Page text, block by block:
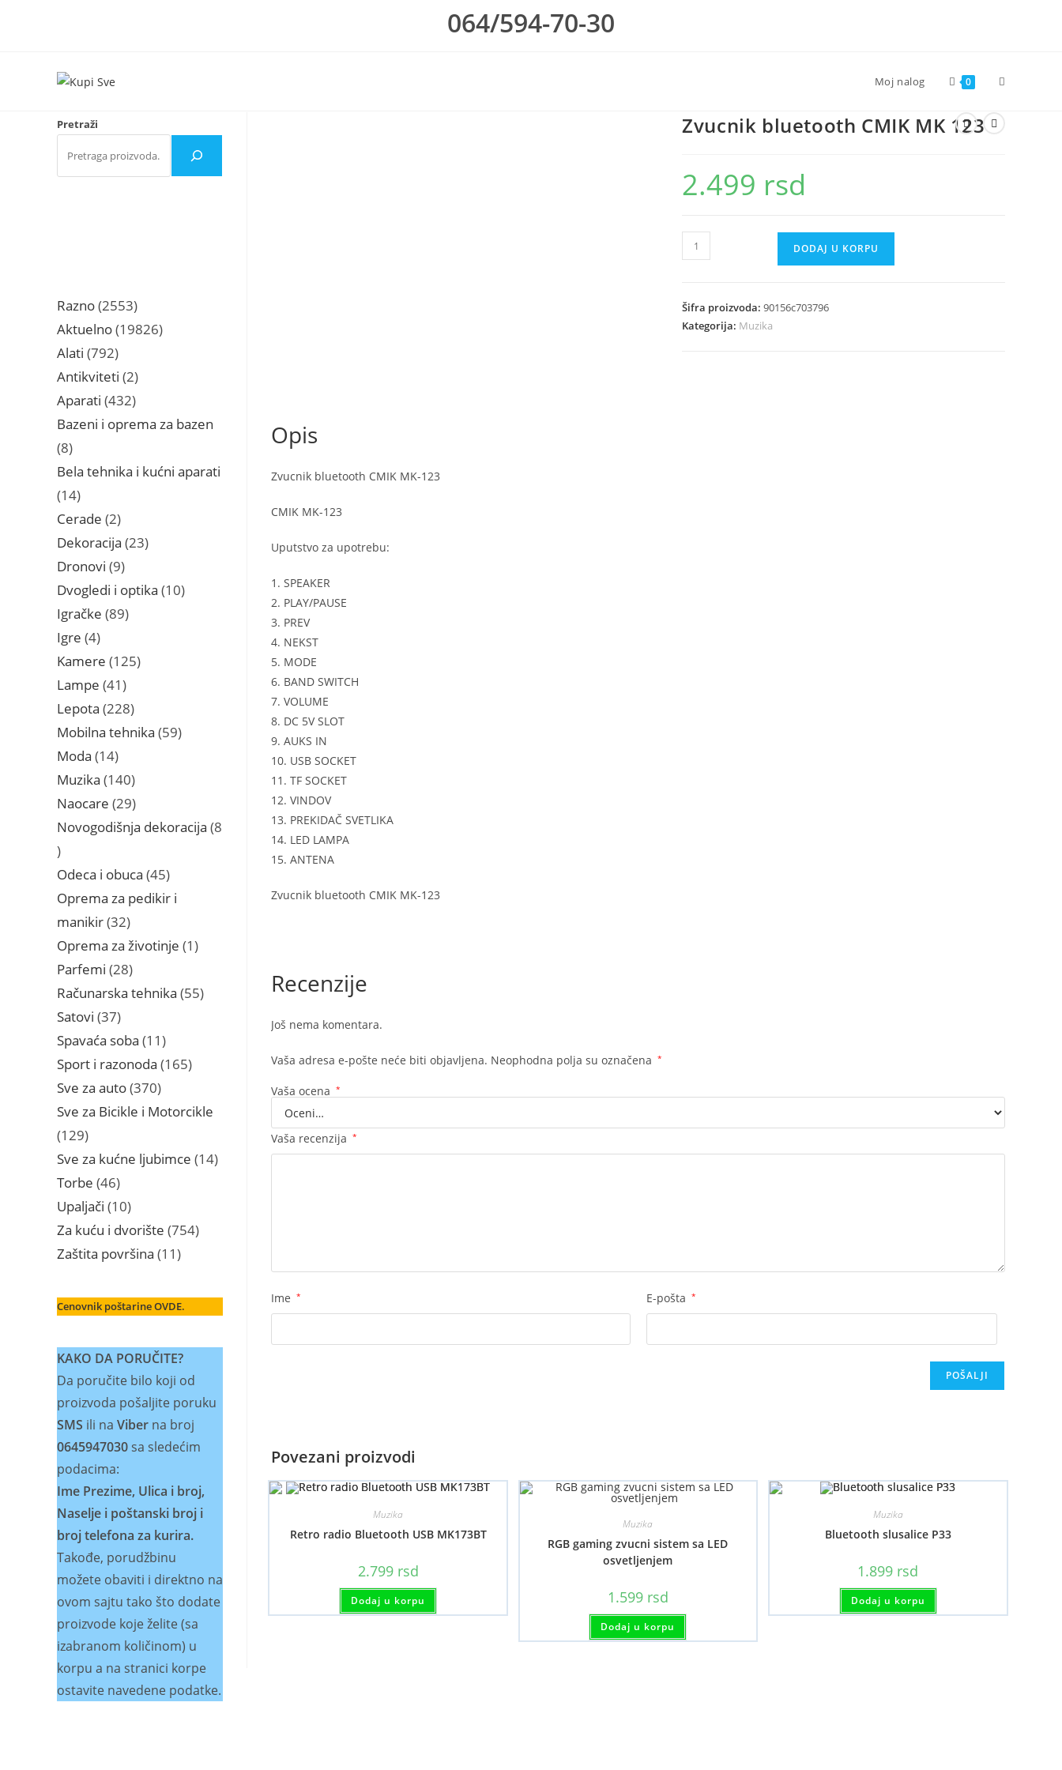
064/594-70-30
Moj nalog 0 Toggle
Zvucnik bluetooth CMIK MK 123
2.499 rsd
Zvucnik
bluetooth
MK
123
DODAJ U KORPU
Šifra proizvoda:90156c703796
Kategorija: Muzika
Opis
Zvucnik bluetooth CMIK MK-123
CMIK MK-123
Uputstvo za upotrebu:
1. SPEAKER
2. PLAY/PAUSE
3. PREV
4. NEKST
5. MODE
6. BAND SWITCH
7. VOLUME
8. DC 5V SLOT
9. AUKS IN
10. USB SOCKET
11. TF SOCKET
12. VINDOV
13. PREKIDAČ SVETLIKA
14. LED LAMPA
15. ANTENA
Zvucnik bluetooth CMIK MK-123
Recenzije
Još nema komentara.
Vaša adresa e-pošte neće biti objavljena. Neophodna polja su označena *
Vaša ocena *
Vaša recenzija *
Ime * E-pošta *
Povezani proizvodi
Muzika
Retro radio Bluetooth USB MK173BT
2.799 rsd
Dodaj u korpu
Muzika
RGB gaming zvucni sistem sa LED
osvetljenjem
1.599 rsd
Dodaj u korpu
Muzika
Bluetooth slusalice P33
1.899 rsd
Dodaj u korpu
Pretraži
Razno 25532553
proizvoda
Aktuelno 1982619826
Alati 792792
proizvoda
Antikviteti 22
proizvoda
Aparati 432432
proizvoda
Bazeni i oprema za bazen
88
proizvoda
Bela tehnika i kućni aparati
1414
proizvoda
Cerade 22
proizvoda
Dekoracija 2323
Dronovi 99
proizvoda
Dvogledi i optika 1010
Igračke 8989
Igre 44
proizvoda
Kamere 125125
Lampe 41 41
proizvod
Lepota 228228
proizvoda
Mobilna tehnika 5959
Moda 1414
proizvoda
Muzika 140140
proizvoda
Naocare 2929
proizvoda
Novogodišnja dekoracija 8
8
proizvoda
Odeca i obuca 4545
proizvoda
Oprema za pedikir i
manikir 3232
proizvoda
Oprema za životinje 1 1
Parfemi 2828
proizvoda
Računarska tehnika 5555
Satovi 3737
proizvoda
Spavaća soba 11 11
proizvoda
Sport i razonoda 165165
Sve za auto 370370
proizvoda
Sve za Bicikle i Motorcikle
129129
proizvoda
Sve za kućne ljubimce 1414
Torbe 4646
proizvoda
Upaljači 1010
proizvoda
Za kuću i dvorište 754754
Zaštita površina 11 11
Cenovnik poštarine OVDE.
KAKO DA PORUČITE?
Da poručite bilo koji od
proizvoda pošaljite poruku
SMS ili na Viber na broj
0645947030sa sledećim
podacima:
Ime Prezime, Ulica i broj,
Naselje i poštanski broj i
broj telefona za kurira.
Takođe, porudžbinu
možete obaviti i direktno na
ovom sajtu tako što dodate
proizvode koje želite (sa
izabranom količinom) u
korpu a na stranici korpe
ostavite navedene podatke.